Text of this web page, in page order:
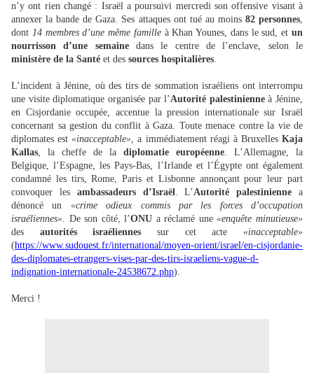
n’y ont rien changé : Israël a poursuivi mercredi son offensive visant à
annexer la bande de Gaza. Ses attaques ont tué au moins 82 personnes,
dont 14 membres d’une même familleà Khan Younes, dans le sud, etun
nourrisson d’une semainedans le centre de l’enclave, selon le
ministère de la Santé et des sources hospitalières.
L’incident à Jénine, où des tirs de sommation israéliens ont interrompu
une visite diplomatique organisée par l’Autorité palestinienneà Jénine,
en Cisjordanie occupée, accentue la pression internationale sur Israël
concernant sa gestion du conflit à Gaza. Toute menace contre la vie de
diplomates est«inacceptable», a immédiatement réagi à Bruxelles Kaja
Kallas, la cheffe de la diplomatie européenne. L’Allemagne, la
Belgique, l’Espagne, les Pays-Bas, l’Irlande et l’Égypte ont également
condamné les tirs, Rome, Paris et Lisbonne annonçant pour leur part
convoquer les ambassadeurs d’Israël. L’Autorité palestinienne a
dénoncé un «crime odieux commis par les forces d’occupation
israéliennes». De son côté, l’ONU a réclamé une«enquête minutieuse»
des autorités israéliennes sur cet acte«inacceptable»
(https://www.sudouest.fr/international/moyen-orient/israel/en-cisjordanie-
des-diplomates-etrangers-vises-par-des-tirs-israeliens-vague-d-
indignation-internationale-24538672.php).
Merci !